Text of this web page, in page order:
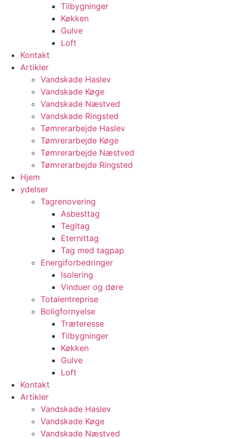
Tilbygninger
Køkken
Gulve
Loft
Kontakt
Artikler
Vandskade Haslev
Vandskade Køge
Vandskade Næstved
Vandskade Ringsted
Tømrerarbejde Haslev
Tømrerarbejde Køge
Tømrerarbejde Næstved
Tømrerarbejde Ringsted
Hjem
ydelser
Tagrenovering
Asbesttag
Tegltag
Eternittag
Tag med tagpap
Energiforbedringer
Isolering
Vinduer og døre
Totalentreprise
Boligfornyelse
Træteresse
Tilbygninger
Køkken
Gulve
Loft
Kontakt
Artikler
Vandskade Haslev
Vandskade Køge
Vandskade Næstved